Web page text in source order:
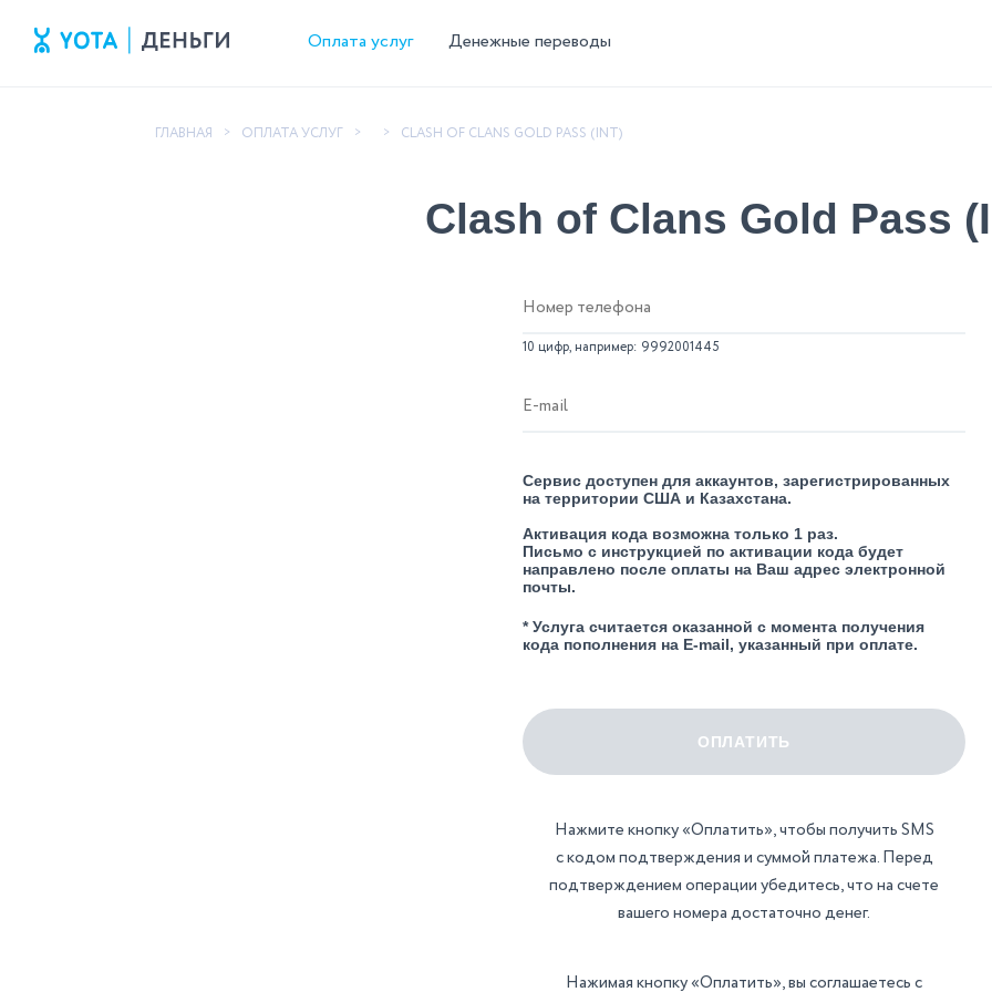
Оплата услуг Денежные переводы
ГЛАВНАЯ > ОПЛАТА УСЛУГ > > CLASH OF CLANS GOLD PASS (INT)
Clash of Clans Gold Pass
10 цифр, например: 9992001445
Сервис доступен для аккаунтов, зарегистрированных
на территории США и Казахстана.
Активация кода возможна только 1 раз.
Письмо с инструкцией по активации кода будет
направлено после оплаты на Ваш адрес электронной
почты.
* Услуга считается оказанной с момента получения
кода пополнения на E-mail, указанный при оплате.
Нажмите кнопку «Оплатить», чтобы получить SMS
с кодом подтверждения и суммой платежа. Перед
подтверждением операции убедитесь, что на счете
вашего номера достаточно денег.
Нажимая кнопку «Оплатить», вы соглашаетесь с